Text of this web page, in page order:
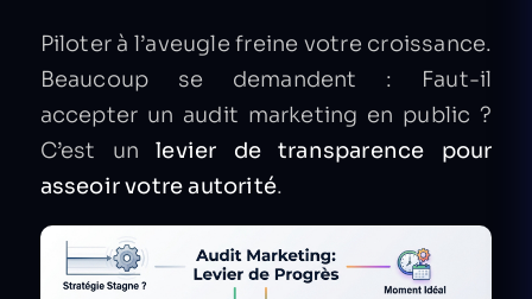
Piloter à l’aveugle freine votre croissance.
Beaucoup se demandent : Faut-il
accepter un audit marketing en public ?
C’est unlevier de transparence pour
asseoir votre autorité.